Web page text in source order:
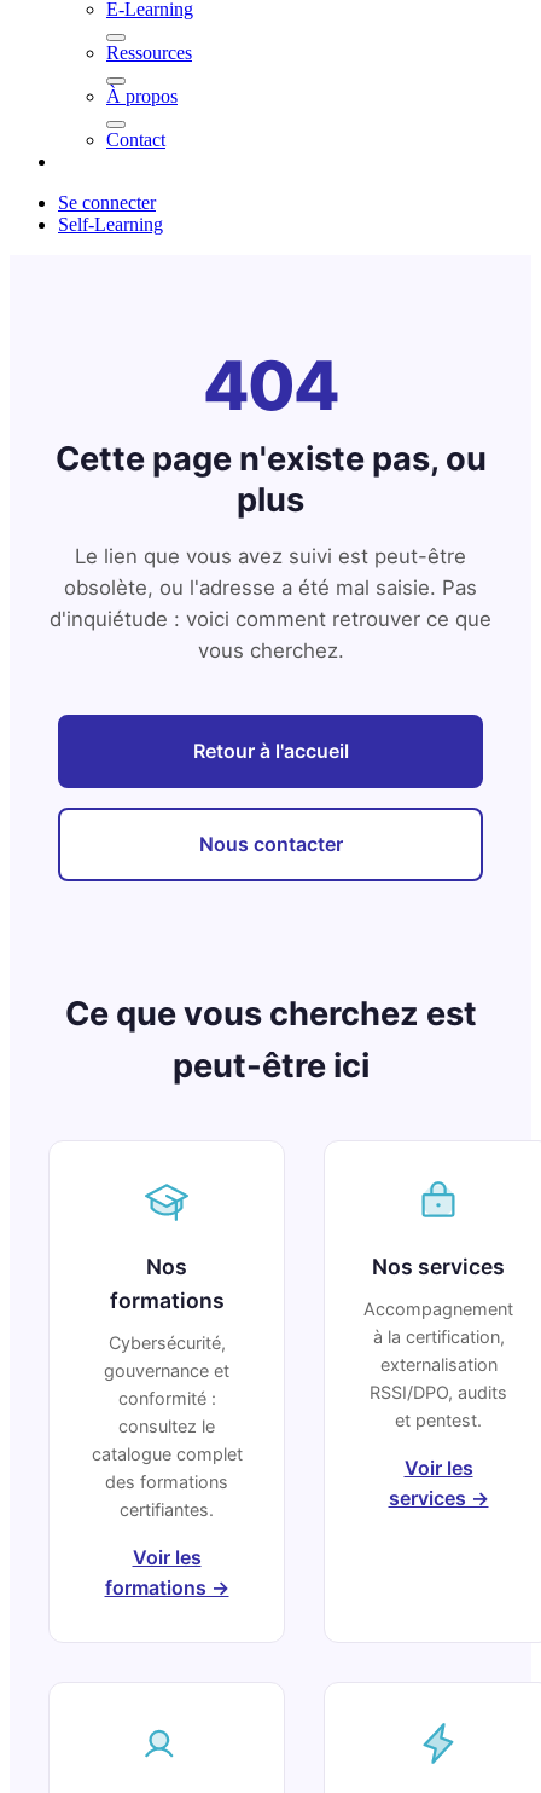
E-Learning
Ressources
À propos
Contact
Se connecter
Self-Learning
404
Cette page n'existe pas, ou
plus
Le lien que vous avez suivi est peut-être
obsolète, ou l'adresse a été mal saisie. Pas
d'inquiétude : voici comment retrouver ce que
vous cherchez.
Retour à l'accueil
Nous contacter
Ce que vous cherchez est
peut-être ici
Nos
formations
Cybersécurité,
gouvernance et
conformité :
consultez le
catalogue complet
des formations
certifiantes.
Voir les
formations →
Nos services
Accompagnement
à la certification,
externalisation
RSSI/DPO, audits
et pentest.
Voir les
services →